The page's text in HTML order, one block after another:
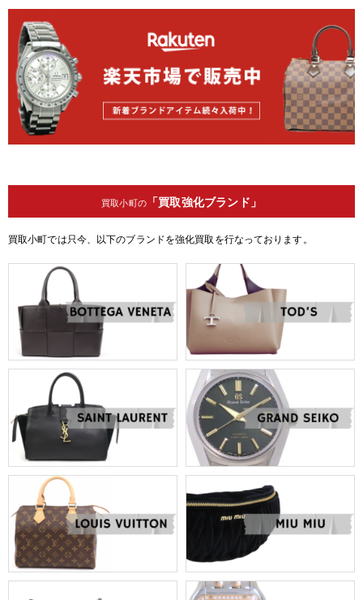
買取小町の「買取強化ブランド」
買取小町では只今、以下のブランドを強化買取を行なっております。